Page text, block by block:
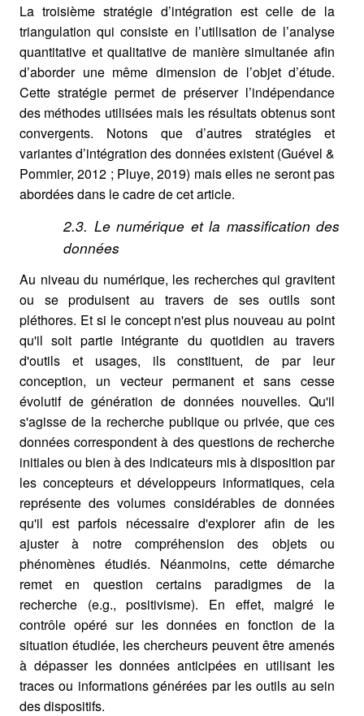
La troisième stratégie d’intégration est celle de la
triangulation qui consiste en l’utilisation de l’analyse
quantitative et qualitative de manière simultanée afin
d’aborder une même dimension de l’objet d’étude.
Cette stratégie permet de préserver l’indépendance
des méthodes utilisées mais les résultats obtenus sont
convergents. Notons que d’autres stratégies et
variantes d’intégration des données existent (Guével &
Pommier, 2012 ; Pluye, 2019) mais elles ne seront pas
abordées dans le cadre de cet article.
2.3. Le numérique et la massification des
données
Au niveau du numérique, les recherches qui gravitent
ou se produisent au travers de ses outils sont
pléthores. Et si le concept n'est plus nouveau au point
qu'il soit partie intégrante du quotidien au travers
d'outils et usages, ils constituent, de par leur
conception, un vecteur permanent et sans cesse
évolutif de génération de données nouvelles. Qu'il
s'agisse de la recherche publique ou privée, que ces
données correspondent à des questions de recherche
initiales ou bien à des indicateurs mis à disposition par
les concepteurs et développeurs informatiques, cela
représente des volumes considérables de données
qu'il est parfois nécessaire d'explorer afin de les
ajuster à notre compréhension des objets ou
phénomènes étudiés. Néanmoins, cette démarche
remet en question certains paradigmes de la
recherche (e.g., positivisme). En effet, malgré le
contrôle opéré sur les données en fonction de la
situation étudiée, les chercheurs peuvent être amenés
à dépasser les données anticipées en utilisant les
traces ou informations générées par les outils au sein
des dispositifs.